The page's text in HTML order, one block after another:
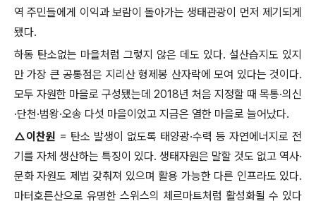
역 주민들에게 이익과 보람이 돌아가는 생태관광이 먼저 제기되게
됐다.
하동 탄소없는 마을처럼 그렇지 않은 데도 있다. 설산습지도 있지
만 가장 큰 공통점은 지리산 형제봉 산자락에 모여 있다는 것이다.
모두 자원한 마을로 구성됐는데 2018년 처음 지정할 때 목통·의신
·단천·범왕·오송 다섯 마을이었고 지금은 열한 마을로 늘어났다.
△이찬원 = 탄소 발생이 없도록 태양광·수력 등 자연에너지로 전
기를 자체 생산하는 특징이 있다. 생태자원은 말할 것도 없고 역사·
문화 자원도 제법 갖춰져 있으며 활용 가능한 다른 인프라도 있다.
마터호른산으로 유명한 스위스의 체르마트처럼 활성화될 수 있다